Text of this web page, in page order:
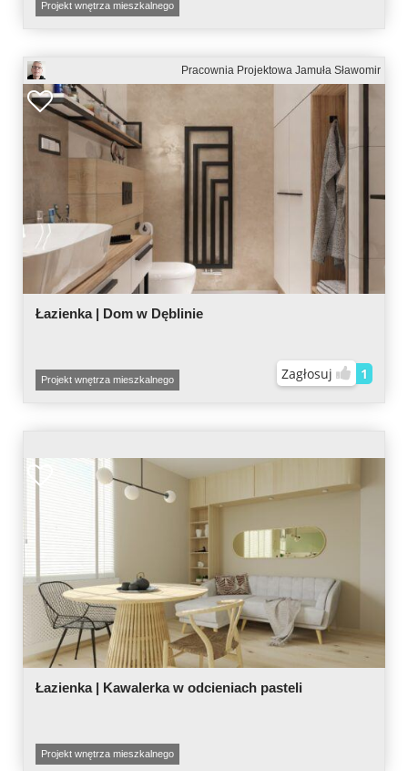
Projekt wnętrza mieszkalnego
Pracownia Projektowa Jamuła Sławomir
Łazienka | Dom w Dęblinie
Projekt wnętrza mieszkalnego Zagłosuj 1
Łazienka | Kawalerka w odcieniach pasteli
Projekt wnętrza mieszkalnego